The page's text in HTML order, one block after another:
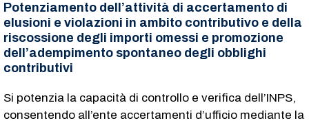
Potenziamento dell’attività di accertamento di
elusioni e violazioni in ambito contributivo e della
riscossione degli importi omessi e promozione
dell’adempimento spontaneo degli obblighi
contributivi
Si potenzia la capacità di controllo e verifica dell’INPS,
consentendo all’ente accertamenti d’ufficio mediante la